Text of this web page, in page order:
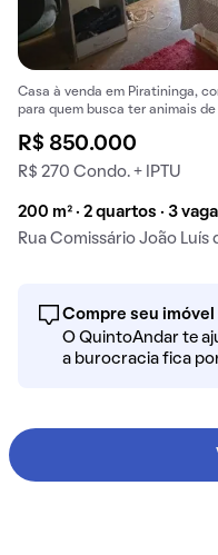
Casa à venda em Piratininga,
para quem busca ter animais
R$ 850.000
R$ 270 Condo. + IPTU
200 m² · 2 quartos · 3
Rua Comissário João Luís
Compre seu
O QuintoAndar te
a burocracia fica